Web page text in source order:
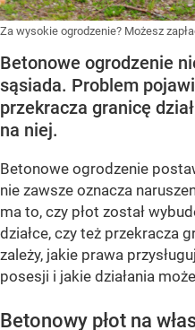
Za wysokie ogrodzenie? Możesz
Betonowe ogrodzenie
sąsiada. Problem
przekracza granicę
na niej.
Betonowe ogrodzenie
nie zawsze oznacza
ma to, czy płot został
działce, czy też przekracza
zależy, jakie prawa
posesji i jakie działania
Betonowy płot na